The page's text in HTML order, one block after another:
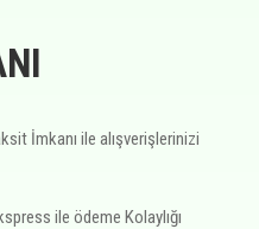
İmkanı ile alışverişlerinizi
ile ödeme Kolaylığı